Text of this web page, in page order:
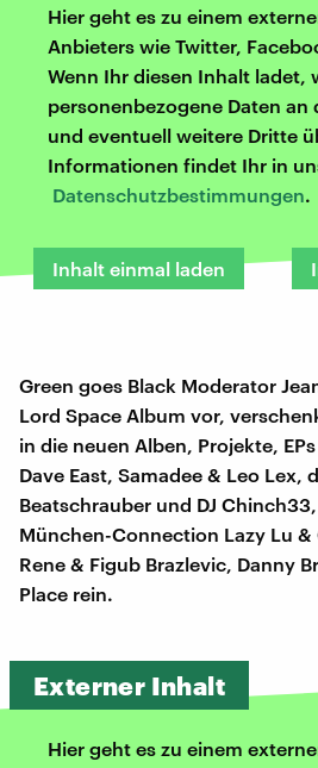
Hier geht es zu einem
Anbieters wie Twitter,
Wenn Ihr diesen Inhalt ladet,
personenbezogene Daten an
und eventuell weitere Dritte
Informationen findet Ihr in
Datenschutzbestimmungen.
Inhalt einmal laden
Green goes Black Moderator
Lord Space Album vor,
in die neuen Alben, Projekte,
Dave East, Samadee & Leo Lex,
Beatschrauber und DJ
München-Connection Lazy Lu &
Rene & Figub Brazlevic, Danny
Place rein.
Externer Inhalt
Hier geht es zu einem